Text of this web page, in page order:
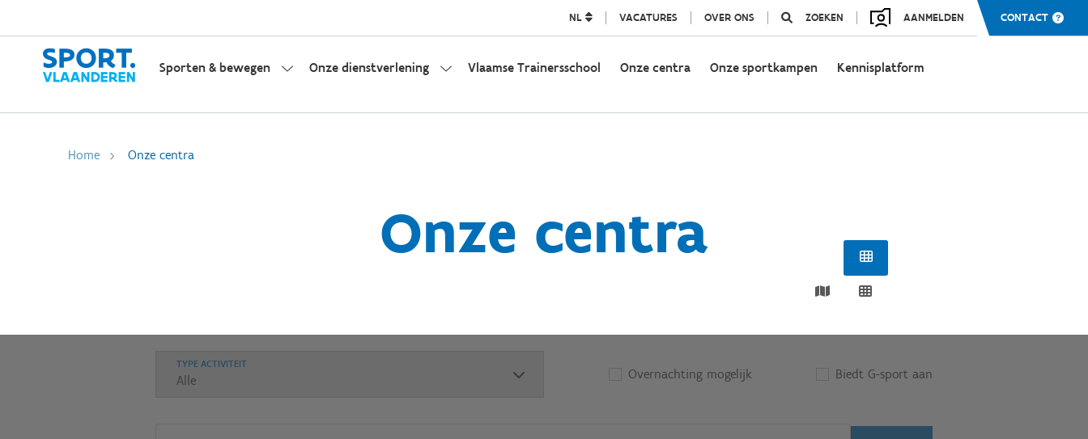
NL VACATURES OVER ONS ZOEKEN AANMELDEN CONTACT
Sporten & bewegen Onze dienstverlening Vlaamse Trainersschool Onze centra Onze sportkampen Kennisplatform
Home Onze centra
Onze centra
TYPE ACTIVITEIT
Overnachting mogelijk Biedt G-sport aan